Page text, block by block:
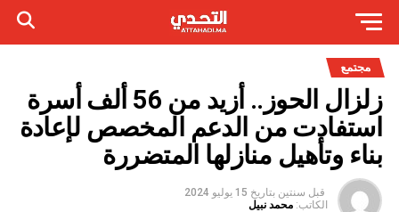
مجتمع
زلزال الحوز.. أزيد من 56 ألف أسرة
استفادت من الدعم المخصص لإعادة
بناء وتأهيل منازلها المتضررة
قبل سنتين بتاريخ 15 يوليو 2024
الكاتب: محمد نبيل